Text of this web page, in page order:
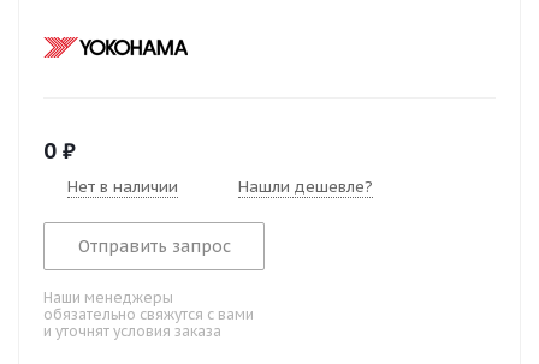
0 ₽
Нет в наличии Нашли дешевле?
Отправить запрос
Наши менеджеры
обязательно свяжутся с вами
и уточнят условия заказа